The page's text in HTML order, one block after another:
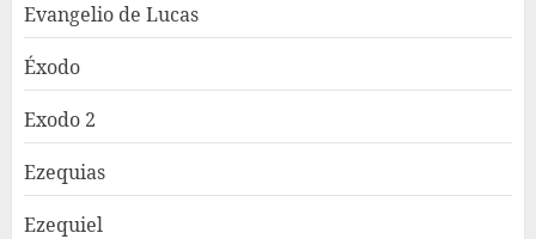
Evangelio de Lucas
Éxodo
Exodo 2
Ezequias
Ezequiel